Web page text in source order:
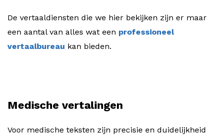
De vertaaldiensten die we hier bekijken zijn er maar
een aantal van alles wat een professioneel
vertaalbureau kan bieden.
Medische vertalingen
Voor medische teksten zijn precisie en duidelijkheid